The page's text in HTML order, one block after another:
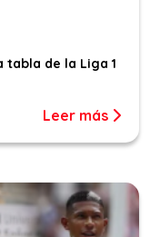
tabla de la Liga 1
Leer más